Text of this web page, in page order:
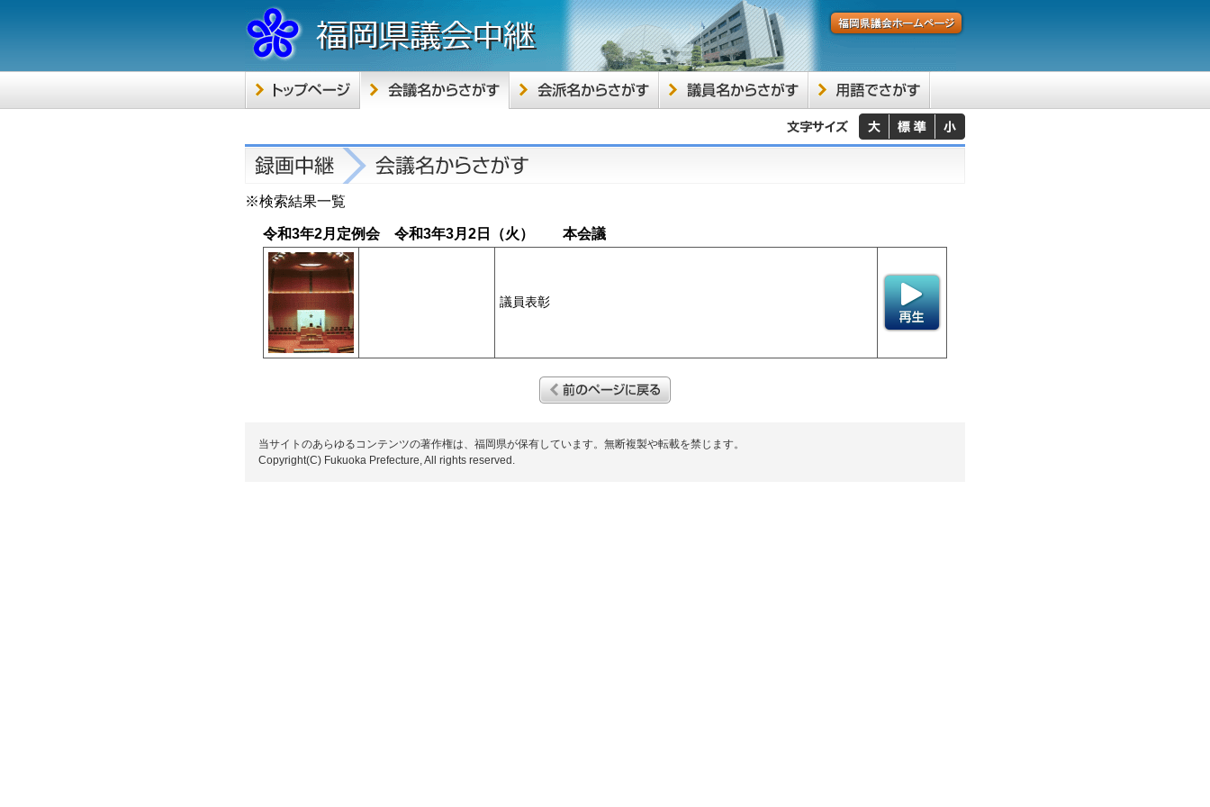
※検索結果一覧
令和3年2月定例会 令和3年3月2日 （火） 本会議
議員表彰
当サイトのあらゆるコンテンツの著作権は、福岡県が保有しています。無断複製や転載を禁じます。
Copyright(C) Fukuoka Prefecture, All rights reserved.